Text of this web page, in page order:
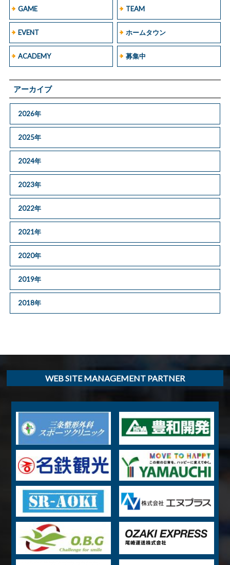
GAME TEAM
EVENT ホームタウン
ACADEMY 募集中
アーカイブ
2026年
2025年
2024年
2023年
2022年
2021年
2020年
2019年
2018年
WEB SITE MANAGEMENT PARTNER